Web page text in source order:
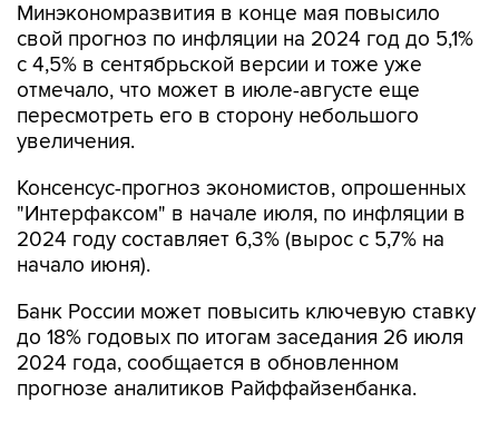
Минэкономразвития в конце мая повысило
свой прогноз по инфляции на 2024 год до 5,1%
с 4,5% в сентябрьской версии и тоже уже
отмечало, что может в июле-августе еще
пересмотреть его в сторону небольшого
увеличения.
Консенсус-прогноз экономистов, опрошенных
"Интерфаксом" в начале июля, по инфляции в
2024 году составляет 6,3% (вырос с 5,7% на
начало июня).
Банк России может повысить ключевую ставку
до 18% годовых по итогам заседания 26 июля
2024 года, сообщается в обновленном
прогнозе аналитиков Райффайзенбанка.